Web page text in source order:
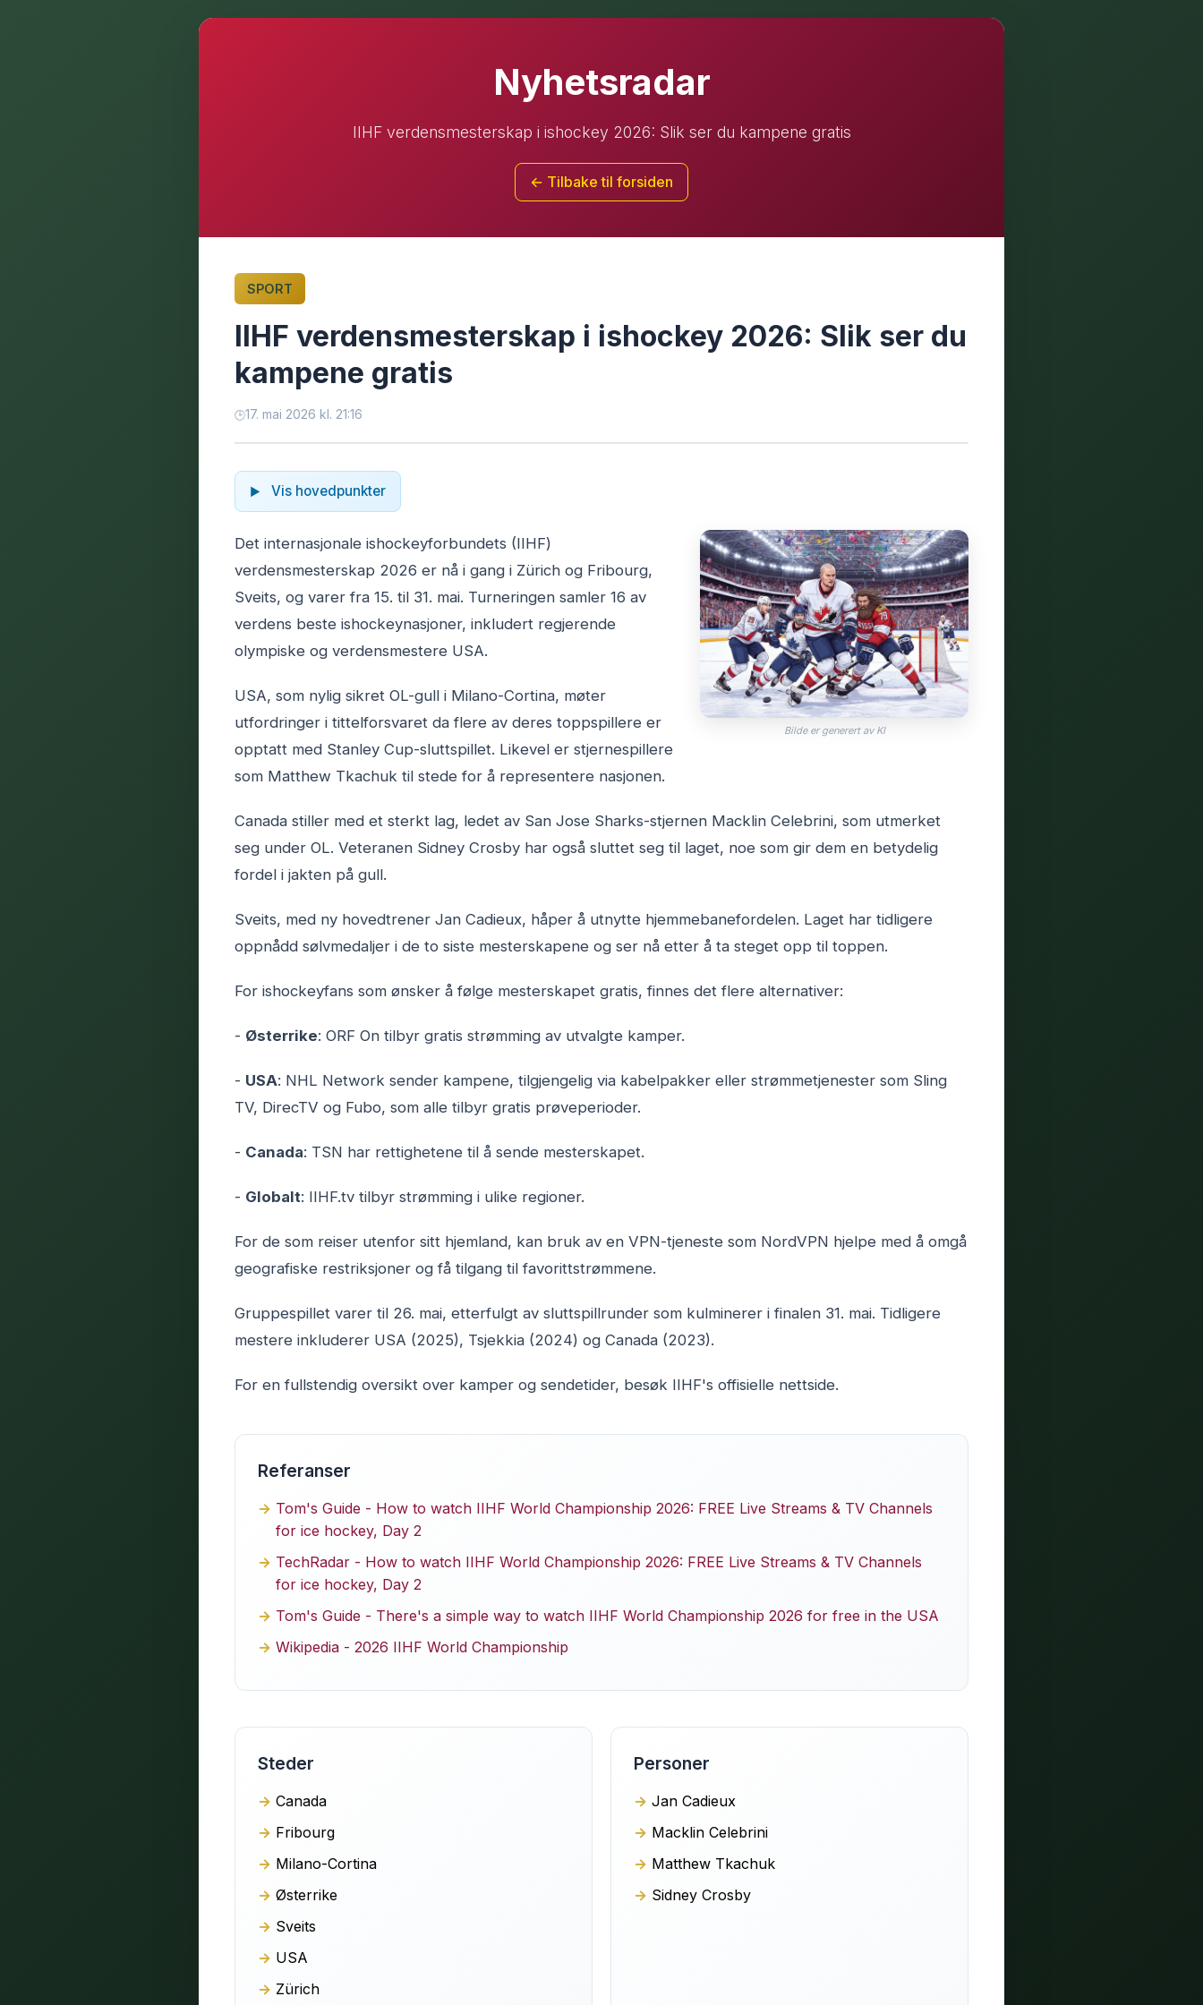
Nyhetsradar
IIHF verdensmesterskap i ishockey 2026: Slik ser du kampene gratis
← Tilbake til forsiden
SPORT
IIHF verdensmesterskap i ishockey 2026: Slik ser du
kampene gratis
17. mai 2026 kl. 21:16
Vis hovedpunkter
Bilde er generert av KI
Det internasjonale ishockeyforbundets (IIHF)
verdensmesterskap 2026 er nå i gang i Zürich og Fribourg,
Sveits, og varer fra 15. til 31. mai. Turneringen samler 16 av
verdens beste ishockeynasjoner, inkludert regjerende
olympiske og verdensmestere USA.
USA, som nylig sikret OL-gull i Milano-Cortina, møter
utfordringer i tittelforsvaret da flere av deres toppspillere er
opptatt med Stanley Cup-sluttspillet. Likevel er stjernespillere
som Matthew Tkachuk til stede for å representere nasjonen.
Canada stiller med et sterkt lag, ledet av San Jose Sharks-stjernen Macklin Celebrini, som utmerket
seg under OL. Veteranen Sidney Crosby har også sluttet seg til laget, noe som gir dem en betydelig
fordel i jakten på gull.
Sveits, med ny hovedtrener Jan Cadieux, håper å utnytte hjemmebanefordelen. Laget har tidligere
oppnådd sølvmedaljer i de to siste mesterskapene og ser nå etter å ta steget opp til toppen.
For ishockeyfans som ønsker å følge mesterskapet gratis, finnes det flere alternativer:
- Østerrike: ORF On tilbyr gratis strømming av utvalgte kamper.
- USA: NHL Network sender kampene, tilgjengelig via kabelpakker eller strømmetjenester som Sling
TV, DirecTV og Fubo, som alle tilbyr gratis prøveperioder.
- Canada: TSN har rettighetene til å sende mesterskapet.
- Globalt: IIHF.tv tilbyr strømming i ulike regioner.
For de som reiser utenfor sitt hjemland, kan bruk av en VPN-tjeneste som NordVPN hjelpe med å omgå
geografiske restriksjoner og få tilgang til favorittstrømmene.
Gruppespillet varer til 26. mai, etterfulgt av sluttspillrunder som kulminerer i finalen 31. mai. Tidligere
mestere inkluderer USA (2025), Tsjekkia (2024) og Canada (2023).
For en fullstendig oversikt over kamper og sendetider, besøk IIHF's offisielle nettside.
Referanser
Tom's Guide - How to watch IIHF World Championship 2026: FREE Live Streams & TV Channels
for ice hockey, Day 2
TechRadar - How to watch IIHF World Championship 2026: FREE Live Streams & TV Channels
for ice hockey, Day 2
Tom's Guide - There's a simple way to watch IIHF World Championship 2026 for free in the USA
Wikipedia - 2026 IIHF World Championship
Steder
Canada
Fribourg
Milano-Cortina
Østerrike
Sveits
USA
Zürich
Personer
Jan Cadieux
Macklin Celebrini
Matthew Tkachuk
Sidney Crosby